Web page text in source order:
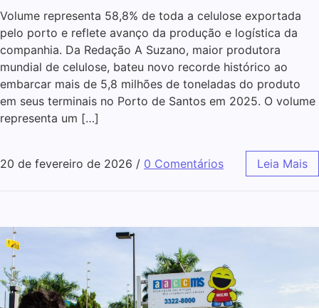
Volume representa 58,8% de toda a celulose exportada
pelo porto e reflete avanço da produção e logística da
companhia. Da Redação A Suzano, maior produtora
mundial de celulose, bateu novo recorde histórico ao
embarcar mais de 5,8 milhões de toneladas do produto
em seus terminais no Porto de Santos em 2025. O volume
representa um […]
20 de fevereiro de 2026 / 0 Comentários Leia Mais